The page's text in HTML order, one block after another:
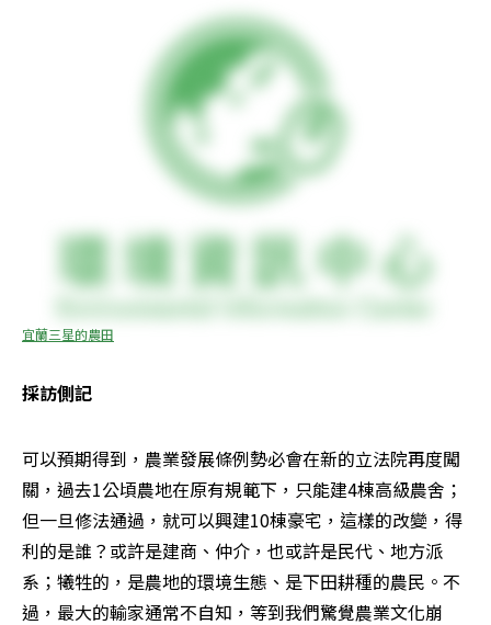
宜蘭三星的農田
採訪側記
可以預期得到，農業發展條例勢必會在新的立法院再度闖
關，過去1公頃農地在原有規範下，只能建4棟高級農舍；
但一旦修法通過，就可以興建10棟豪宅，這樣的改變，得
利的是誰？或許是建商、仲介，也或許是民代、地方派
系；犧牲的，是農地的環境生態、是下田耕種的農民。不
過，最大的輸家通常不自知，等到我們驚覺農業文化崩